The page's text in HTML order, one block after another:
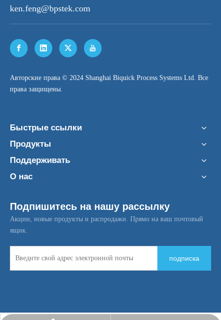
ken.feng@bpstek.com
​Авторские права © 2024 Shanghai Biquick Process Systems Ltd. Все
права защищены.
Быстрые ссылки
Продукты
Поддерживать
О нас
Подпишитесь на нашу рассылку
Акции, новые продукты и распродажи. Прямо на ваш почтовый
ящик.
подписка